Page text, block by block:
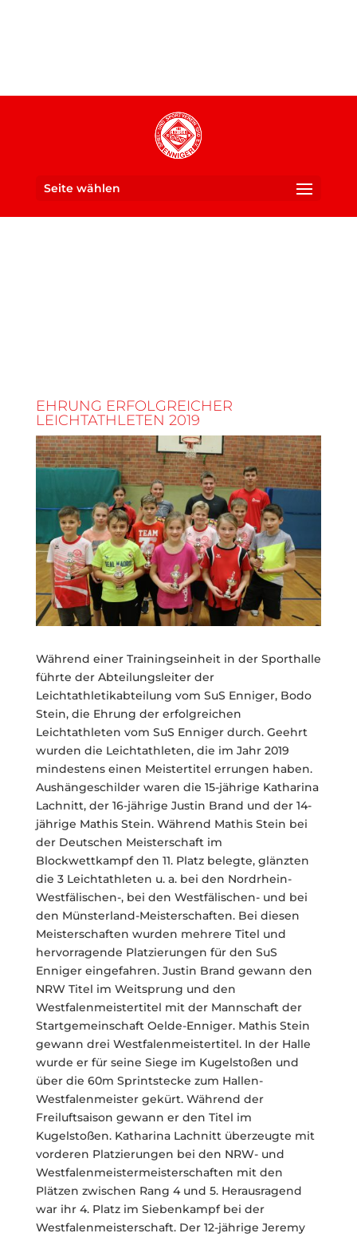
Seite wählen
EHRUNG ERFOLGREICHER
LEICHTATHLETEN 2019
Während einer Trainingseinheit in der Sporthalle
führte der Abteilungsleiter der
Leichtathletikabteilung vom SuS Enniger, Bodo
Stein, die Ehrung der erfolgreichen
Leichtathleten vom SuS Enniger durch. Geehrt
wurden die Leichtathleten, die im Jahr 2019
mindestens einen Meistertitel errungen haben.
Aushängeschilder waren die 15-jährige Katharina
Lachnitt, der 16-jährige Justin Brand und der 14-
jährige Mathis Stein. Während Mathis Stein bei
der Deutschen Meisterschaft im
Blockwettkampf den 11. Platz belegte, glänzten
die 3 Leichtathleten u. a. bei den Nordrhein-
Westfälischen-, bei den Westfälischen- und bei
den Münsterland-Meisterschaften. Bei diesen
Meisterschaften wurden mehrere Titel und
hervorragende Platzierungen für den SuS
Enniger eingefahren. Justin Brand gewann den
NRW Titel im Weitsprung und den
Westfalenmeistertitel mit der Mannschaft der
Startgemeinschaft Oelde-Enniger. Mathis Stein
gewann drei Westfalenmeistertitel. In der Halle
wurde er für seine Siege im Kugelstoßen und
über die 60m Sprintstecke zum Hallen-
Westfalenmeister gekürt. Während der
Freiluftsaison gewann er den Titel im
Kugelstoßen. Katharina Lachnitt überzeugte mit
vorderen Platzierungen bei den NRW- und
Westfalenmeistermeisterschaften mit den
Plätzen zwischen Rang 4 und 5. Herausragend
war ihr 4. Platz im Siebenkampf bei der
Westfalenmeisterschaft. Der 12-jährige Jeremy